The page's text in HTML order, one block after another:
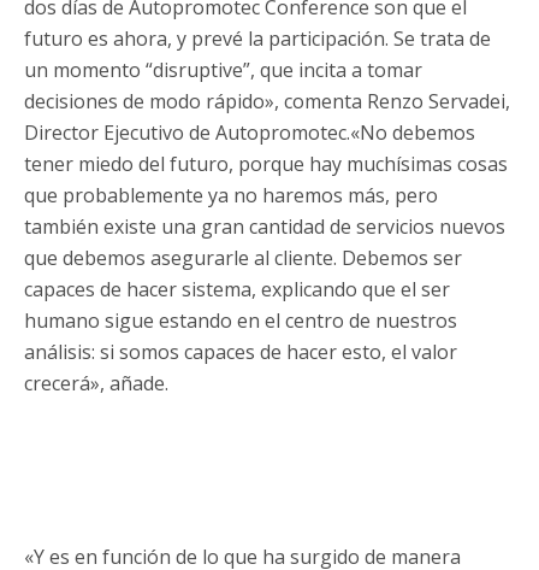
dos días de Autopromotec Conference son que el
futuro es ahora, y prevé la participación. Se trata de
un momento “disruptive”, que incita a tomar
decisiones de modo rápido», comenta Renzo Servadei,
Director Ejecutivo de Autopromotec.«No debemos
tener miedo del futuro, porque hay muchísimas cosas
que probablemente ya no haremos más, pero
también existe una gran cantidad de servicios nuevos
que debemos asegurarle al cliente. Debemos ser
capaces de hacer sistema, explicando que el ser
humano sigue estando en el centro de nuestros
análisis: si somos capaces de hacer esto, el valor
crecerá», añade.
«Y es en función de lo que ha surgido de manera